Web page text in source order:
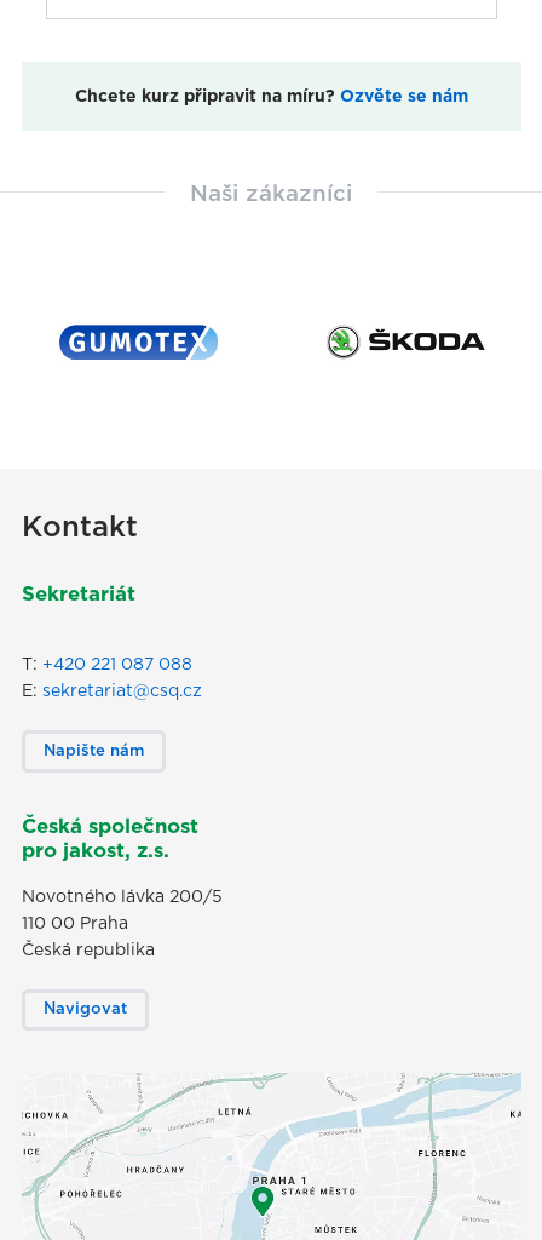
Chcete kurz připravit na míru? Ozvěte se nám
Naši zákazníci
Kontakt
Sekretariát
T: +420 221 087 088
E: sekretariat@csq.cz
Napište nám
Česká společnost
pro jakost, z.s.
Novotného lávka 200/5
110 00 Praha
Česká republika
Navigovat